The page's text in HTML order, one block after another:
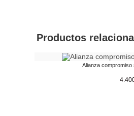
Productos
Alianza compromiso